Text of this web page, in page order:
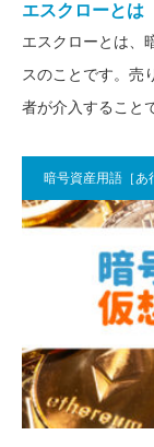
エスクローとは
エスクローとは、
スのことです。売
者が介入すること
暗号資産用語［あ